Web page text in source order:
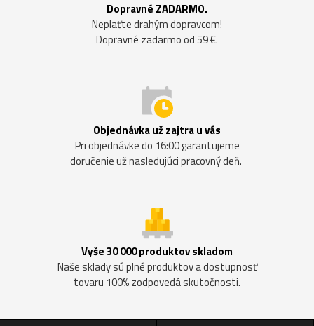
Dopravné ZADARMO.
Neplaťte drahým dopravcom!
Dopravné zadarmo od 59 €.
Objednávka už zajtra u vás
Pri objednávke do 16:00 garantujeme
doručenie už nasledujúci pracovný deň.
Vyše 30 000 produktov skladom
Naše sklady sú plné produktov a dostupnosť
tovaru 100% zodpovedá skutočnosti.